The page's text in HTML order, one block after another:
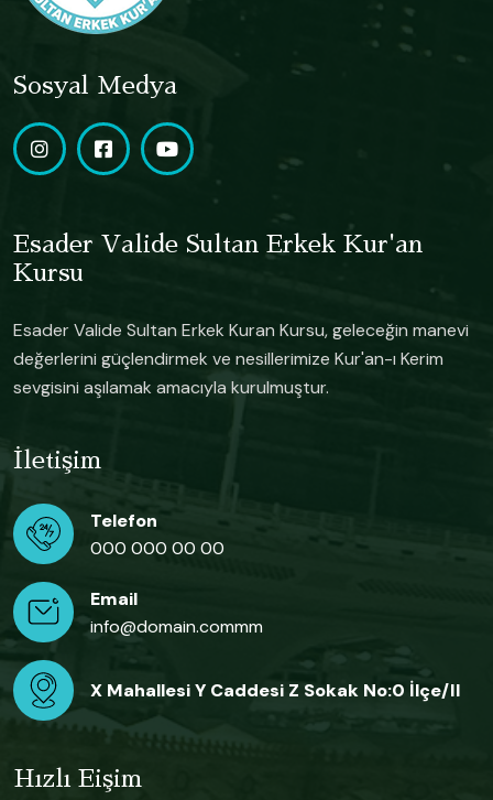
Sosyal Medya
Esader Valide Sultan Erkek Kur'an
Kursu
Esader Valide Sultan Erkek Kuran Kursu, geleceğin manevi
değerlerini güçlendirmek ve nesillerimize Kur'an-ı Kerim
sevgisini aşılamak amacıyla kurulmuştur.
İletişim
Telefon
000 000 00 00
Email
info@domain.commm
X Mahallesi Y Caddesi Z Sokak No:0 İlçe/il
Hızlı Eişim